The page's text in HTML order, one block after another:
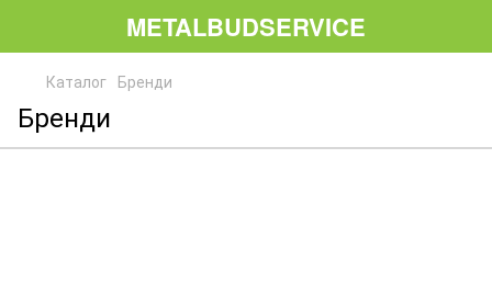
METALBUDSERVICE
Каталог Бренди
Бренди